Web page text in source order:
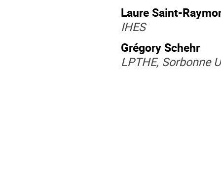
Laure Saint-
IHES
Grégory Schehr
LPTHE, Sorbonne